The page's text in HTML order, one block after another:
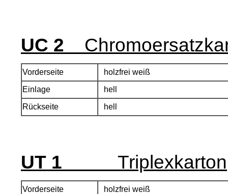
UC 2
Vorderseite
holzfrei weiß
Einlage
hell
Rückseite
hell
UT 1 Triplexkarton
Vorderseite
holzfrei weiß